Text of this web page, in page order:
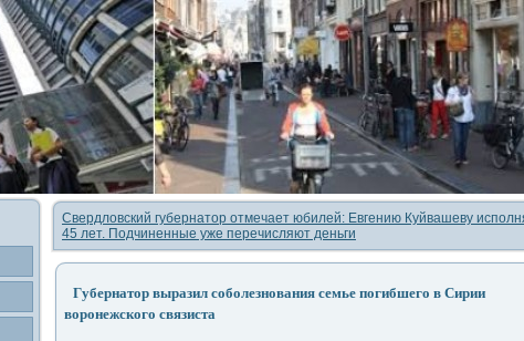
Свердловский губернатор отмечает юбилей: Евгению Куйвашеву
45 лет. Подчиненные уже перечисляют деньги
Губернатор выразил соболезнования семье погибшего в Сирии
воронежского связиста